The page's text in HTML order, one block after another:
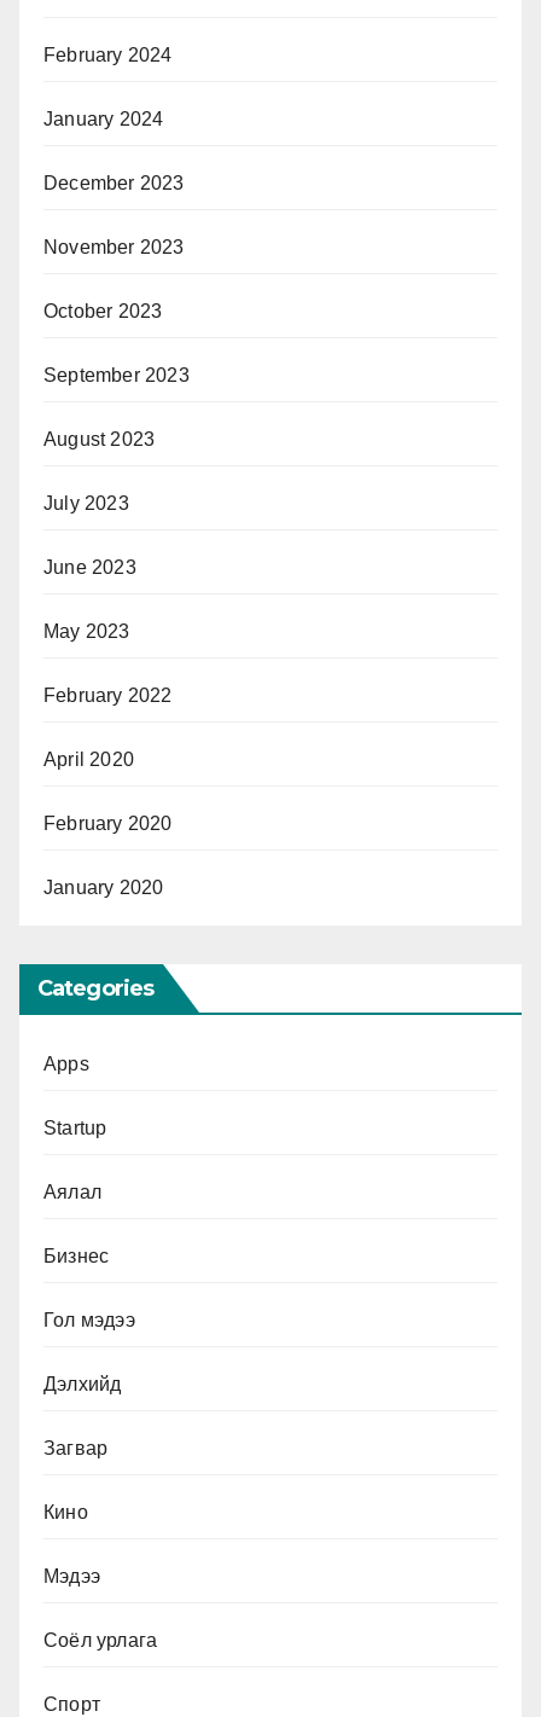
February 2024
January 2024
December 2023
November 2023
October 2023
September 2023
August 2023
July 2023
June 2023
May 2023
February 2022
April 2020
February 2020
January 2020
Categories
Apps
Startup
Аялал
Бизнес
Гол мэдээ
Дэлхийд
Загвар
Кино
Мэдээ
Соёл урлага
Спорт